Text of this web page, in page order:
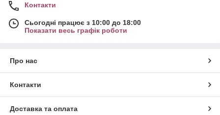
Контакти
Сьогодні працює з 10:00 до 18:00
Показати весь графік роботи
Про нас
Контакти
Доставка та оплата